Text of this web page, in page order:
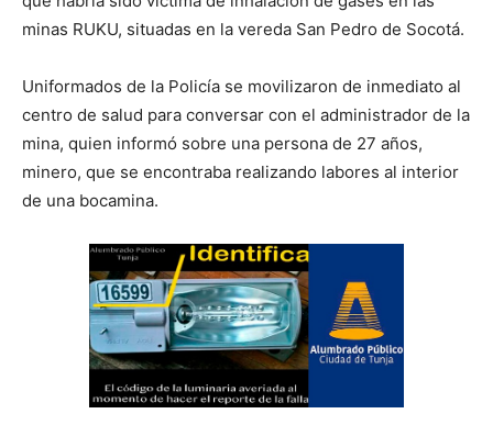
minas RUKU, situadas en la vereda San Pedro de Socotá.
Uniformados de la Policía se movilizaron de inmediato al
centro de salud para conversar con el administrador de la
mina, quien informó sobre una persona de 27 años,
minero, que se encontraba realizando labores al interior
de una bocamina.